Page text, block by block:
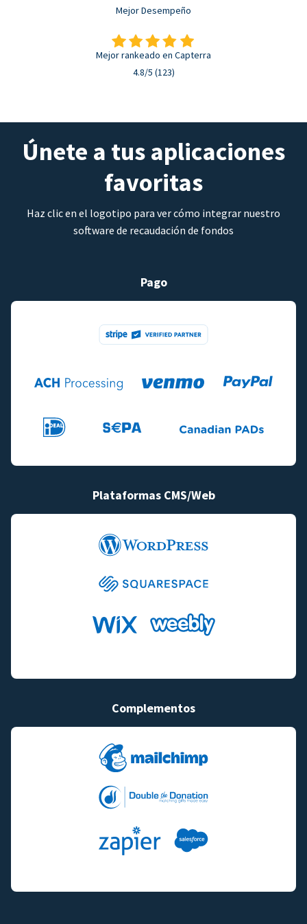
Mejor Desempeño
Mejor rankeado en Capterra
4.8/5 (123)
Únete a tus aplicaciones
favoritas
Haz clic en el logotipo para ver cómo integrar nuestro
software de recaudación de fondos
Pago
Plataformas CMS/Web
Complementos